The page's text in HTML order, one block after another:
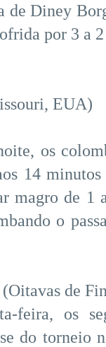
Diney
por 3 a
EUA)
os
14
magro de 1
o
de
feira, os
do torneio